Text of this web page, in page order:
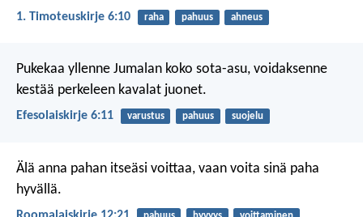
1. Timoteuskirje 6:10 raha pahuus ahneus
Pukekaa yllenne Jumalan koko sota-asu, voidaksenne
kestää perkeleen kavalat juonet.
Efesolaiskirje 6:11 varustus pahuus suojelu
Älä anna pahan itseäsi voittaa, vaan voita sinä paha
hyvällä.